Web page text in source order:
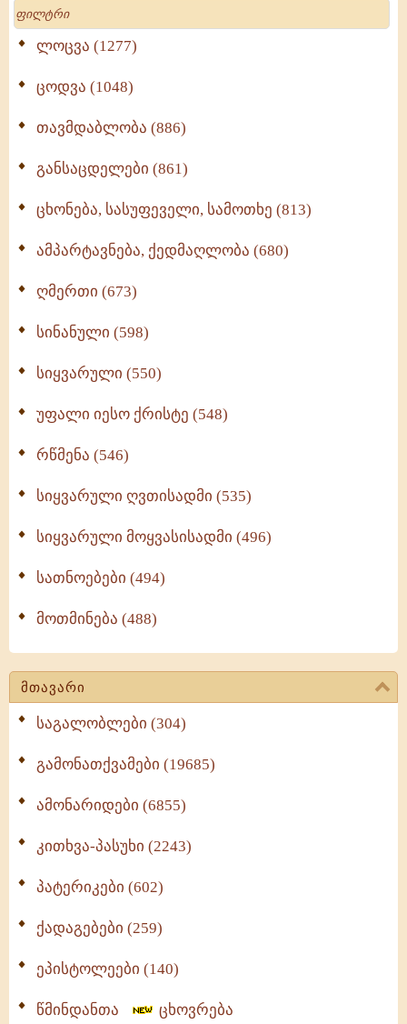
Search
ლოცვა (1277)
ცოდვა (1048)
თავმდაბლობა (886)
განსაცდელები (861)
ცხონება, სასუფეველი, სამოთხე (813)
ამპარტავნება, ქედმაღლობა (680)
ღმერთი (673)
სინანული (598)
სიყვარული (550)
უფალი იესო ქრისტე (548)
რწმენა (546)
სიყვარული ღვთისადმი (535)
სიყვარული მოყვასისადმი (496)
სათნოებები (494)
მოთმინება (488)
მთავარი
საგალობლები (304)
გამონათქვამები (19685)
ამონარიდები (6855)
კითხვა-პასუხი (2243)
პატერიკები (602)
ქადაგებები (259)
ეპისტოლეები (140)
წმინდანთა ცხოვრება